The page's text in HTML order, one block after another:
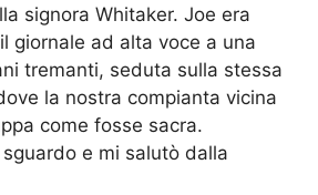
signora Whitaker. Joe era
giornale ad alta voce a una
tremanti, seduta sulla stessa
la nostra compianta vicina
come fosse sacra.
e mi salutò dalla